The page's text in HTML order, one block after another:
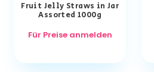
Fruit Jelly Straws in Jar
Assorted 1000g
Für Preise anmelden